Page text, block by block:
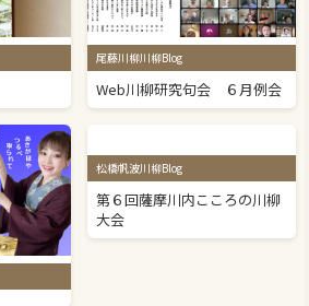
尾藤川柳川柳Blog
Web川柳研究句会 ６月例会
松橋帆波川柳Blog
第６回薩摩川内こころの川柳
大会